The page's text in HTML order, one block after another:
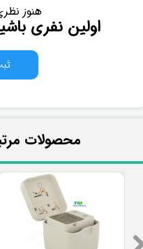
هنوز
اولین نفری
​محصولات